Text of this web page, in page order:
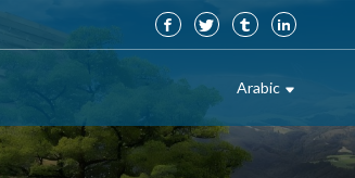
Arabic